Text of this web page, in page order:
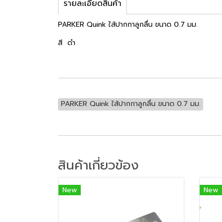
รายละเอียดสินค้า
PARKER Quink ใส้ปากกาลูกลื่น ขนาด 0.7 มม.
สี ดำ
PARKER Quink ใส้ปากกาลูกลื่น ขนาด 0.7 มม.
สินค้าเกี่ยวข้อง
New New